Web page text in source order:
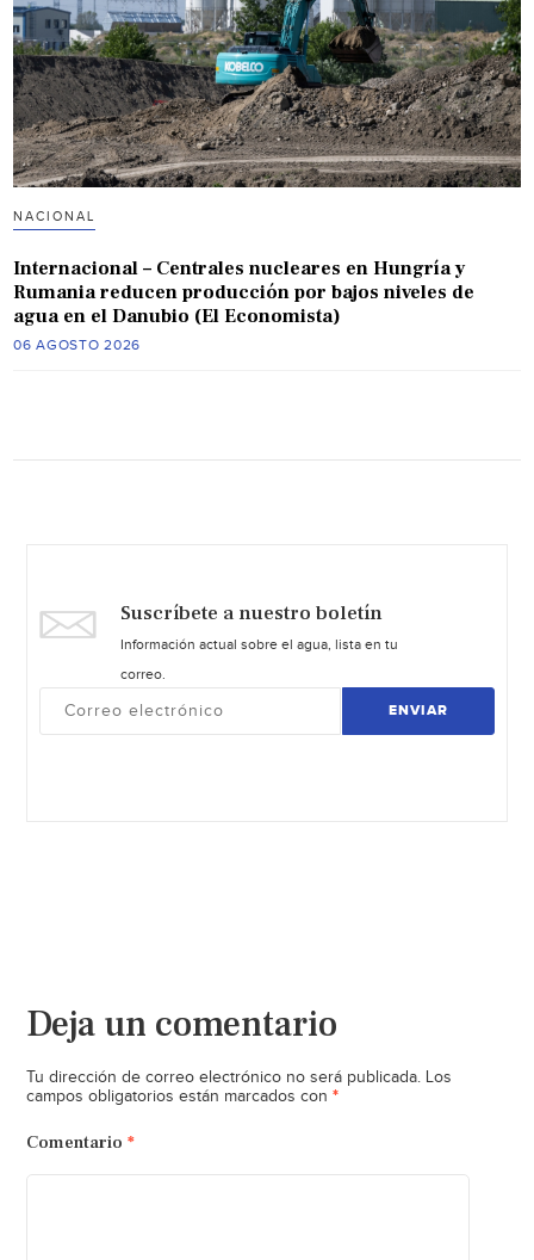
NACIONAL
Internacional – Centrales nucleares en Hungría y
Rumania reducen producción por bajos niveles de
agua en el Danubio (El Economista)
06 AGOSTO 2026
Suscríbete a nuestro boletín
Información actual sobre el agua, lista en tu
correo.
ENVIAR
Deja un comentario
Tu dirección de correo electrónico no será publicada. Los
campos obligatorios están marcados con *
Comentario *